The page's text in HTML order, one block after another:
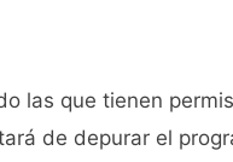
las que tienen
de depurar el